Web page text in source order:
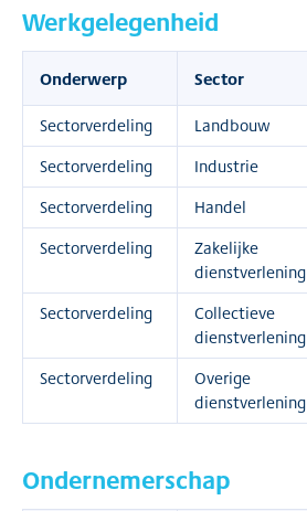
Werkgelegenheid
Onderwerp Sector
Sectorverdeling Landbouw
Sectorverdeling
Industrie
Sectorverdeling
Handel
Sectorverdeling
Zakelijke
dienstverlening
Sectorverdeling
Collectieve
dienstverlening
Sectorverdeling
Overige
dienstverlening
Ondernemerschap